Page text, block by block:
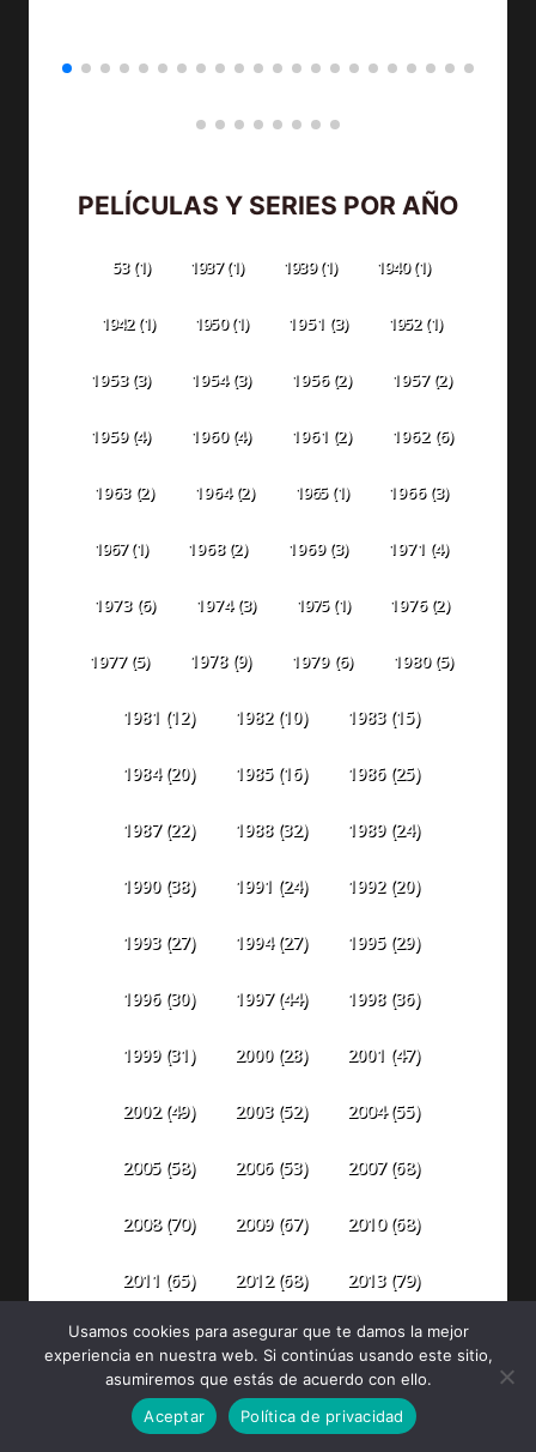
PELÍCULAS Y SERIES POR AÑO
53(1) 1937(1) 1939(1) 1940(1)
1942(1) 1950(1) 1951 (3) 1952(1)
1953(3) 1954(3) 1956(2) 1957(2)
1959(4) 1960(4) 1961 (2) 1962(6)
1963 (2) 1964(2) 1965(1) 1966(3)
1967(1) 1968(2) 1969(3) 1971 (4)
1973(6) 1974(3) 1975(1) 1976(2)
1977(5) 1978(9) 1979(6) 1980(5)
1981 (12) 1982(10) 1983(15)
1984(20) 1985(16) 1986(25)
1987(22) 1988(32) 1989(24)
1990(38) 1991 (24) 1992(20)
1993(27) 1994(27) 1995(29)
1996(30) 1997(44) 1998(36)
1999(31) 2000(28) 2001 (47)
2002(49) 2003(52) 2004(55)
2005(58) 2006(53) 2007(68)
2008(70) 2009(67) 2010(68)
2011 (65) 2012(68) 2013(79)
2014(84) 2015(87) 2016(106)
2017(110) 2018(142) 2019(186)
Usamos cookies para asegurar que te damos la mejor
experiencia en nuestra web. Si continúas usando este sitio,
asumiremos que estás de acuerdo con ello.
Aceptar
Política de privacidad